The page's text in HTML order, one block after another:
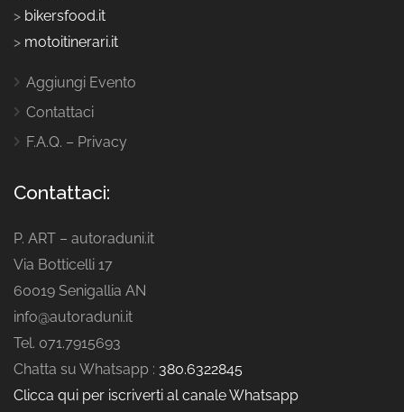
> bikersfood.it
> motoitinerari.it
Aggiungi Evento
Contattaci
F.A.Q. – Privacy
Contattaci:
P. ART – autoraduni.it
Via Botticelli 17
60019 Senigallia AN
info@autoraduni.it
Tel. 071.7915693
Chatta su Whatsapp : 380.6322845
Clicca qui per iscriverti al canale Whatsapp